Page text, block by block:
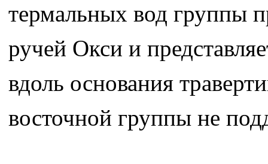
термальных вод группы
ручей Окси и
вдоль основания
восточной группы не